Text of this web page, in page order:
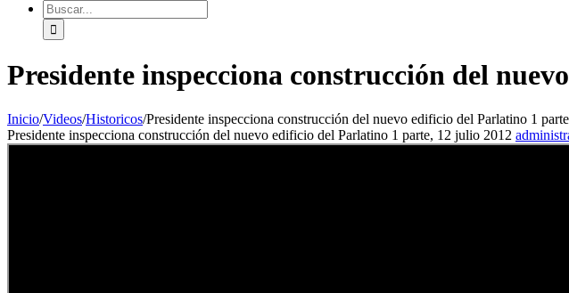
Presidente inspecciona construcción del
Inicio/Videos/Historicos/Presidente inspecciona construcción del nuevo edificio del Parlatino 1
Presidente inspecciona construcción del nuevo edificio del Parlatino 1 parte, 12 julio 2012